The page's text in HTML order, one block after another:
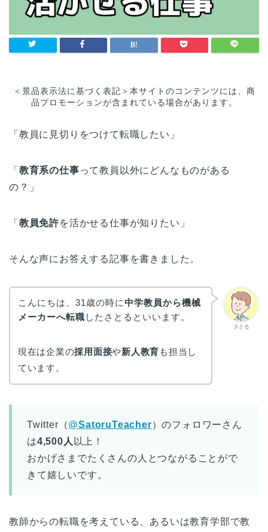
＜景品表示法に基づく表記＞本サイトのコンテンツには、商
品プロモーションが含まれている場合があります。
「教員に見切りをつけて転職したい」
「 教育系の仕事って教員以外にどんなものがある
の？」
「 教員免許を活かせる仕事が知りたい」
そんな声にお答えする記事を書きました。
さとる
こんにちは、31歳の時に中学教員から機械
メーカーへ転職 したさとるといいます。
現在は企業の採用面接や新人教育 も担当し
ています。
Twitter（@SatoruTeacher）のフォロワーさん
は4,500人 以上！
おかげさまでたくさんの人とつながることがで
きて嬉しいです。
教師からの転職を考えている、あるいは教育学部で教